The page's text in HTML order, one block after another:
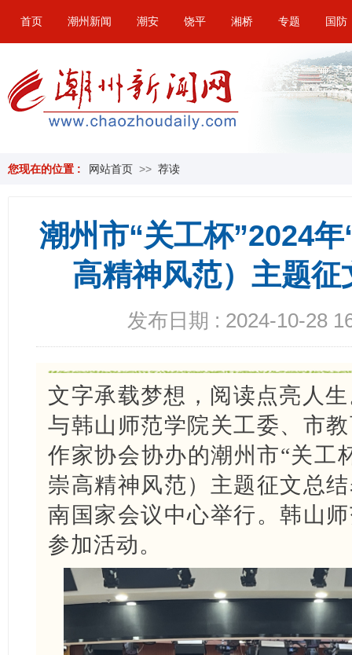
首页 潮州新闻 潮安 饶平 湘桥 专题 国防
您现在的位置 : 网站首页 >> 荐读
潮州市“关工杯”2024
高精神风范）主题
发布日期 : 2024-10-28
文字承载梦想，阅读点亮人
与韩山师范学院关工委、市
作家协会协办的潮州市“关工
崇高精神风范）主题征文总
南国家会议中心举行。韩山
参加活动。